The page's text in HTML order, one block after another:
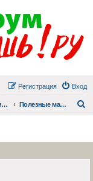
Вход
Регистрация
Практический раздел Полезные материалы